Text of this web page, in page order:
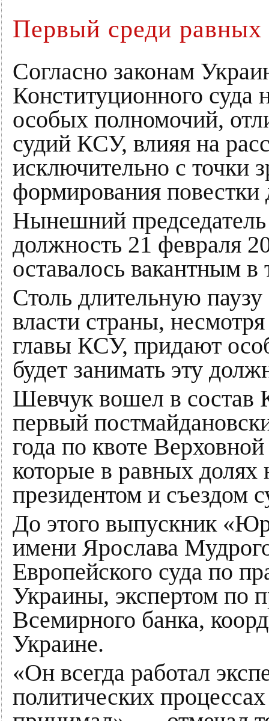
Первый среди равных
Согласно законам
Конституционного суда
особых полномочий,
судий КСУ, влияя на
исключительно с точки
формирования повестки
Нынешний
должность 21 февраля
оставалось вакантным в
Столь длительную
власти страны,
главы КСУ, придают
будет занимать эту
Шевчук вошел в состав
первый
года по квоте
которые в равных долях
президентом и съездом
До этого выпускник
имени Ярослава
Европейского суда по
Украины, экспертом
Всемирного банка,
Украине.
«Он всегда работал
политических